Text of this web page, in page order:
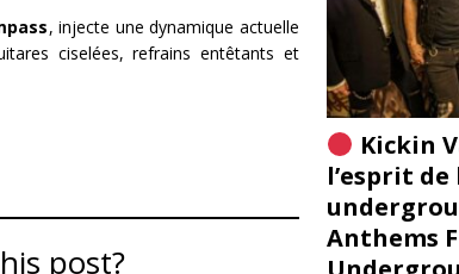
, injecte une dynamique actuelle
ciselées, refrains entêtants et
post?
Kickin
l’esprit de
Anthems